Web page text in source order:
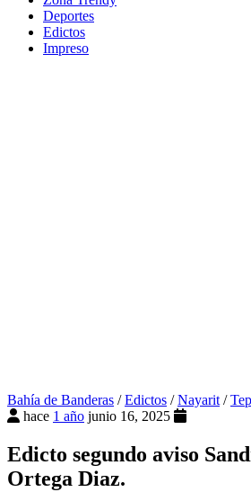
Deportes
Edictos
Impreso
Bahía de Banderas /Edictos /Nayarit/
hace 1 año junio 16, 2025
Edicto segundo aviso
Ortega Diaz.